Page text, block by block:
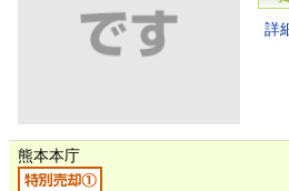
詳
熊本本庁